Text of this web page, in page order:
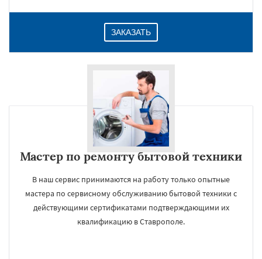
ЗАКАЗАТЬ
Мастер по ремонту бытовой техники
В наш сервис принимаются на работу только опытные
мастера по сервисному обслуживанию бытовой техники с
действующими сертификатами подтверждающими их
квалификацию в Ставрополе.